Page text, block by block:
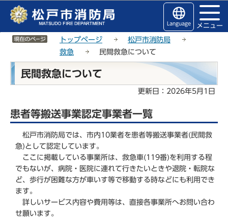
Language メニュー
サイトメニューここまで
トップページ
松戸市消防局
救急
民間救急について
本
か
ら
民間救急について
更新日：2026年5月1日
患者等搬送事業認定事業者一覧
松戸市消防局では、市内10業者を患者等搬送事業者(民間救
急)として認定しています。
ここに掲載している事業所は、救急車(119番)を利用する程
でもないが、病院・医院に連れて行きたいときや退院・転院な
ど、歩行が困難な方が車いす等で移動する時などにも利用でき
ます。
詳しいサービス内容や費用等は、直接各事業所へお問い合わ
せ願います。